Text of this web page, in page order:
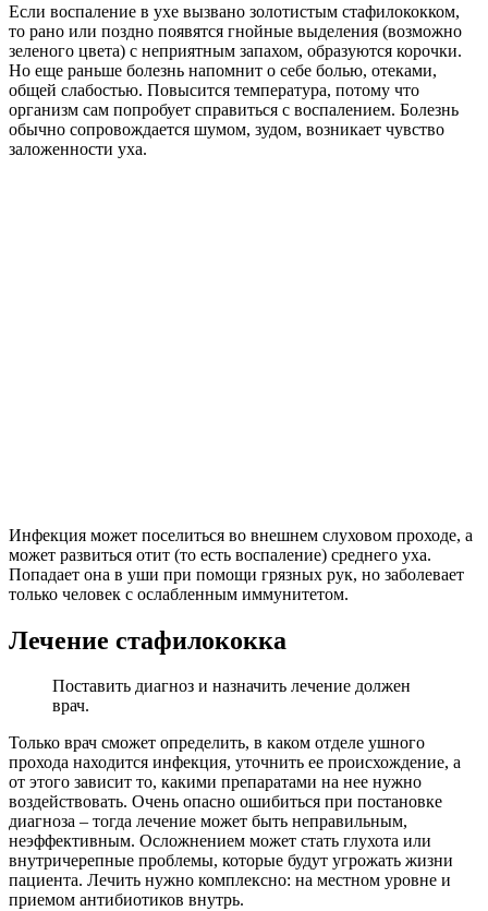
Если воспаление в ухе вызвано золотистым стафилококком,
то рано или поздно появятся гнойные выделения (возможно
зеленого цвета) с неприятным запахом, образуются корочки.
Но еще раньше болезнь напомнит о себе болью, отеками,
общей слабостью. Повысится температура, потому что
организм сам попробует справиться с воспалением. Болезнь
обычно сопровождается шумом, зудом, возникает чувство
заложенности уха.
Инфекция может поселиться во внешнем слуховом проходе, а
может развиться отит (то есть воспаление) среднего уха.
Попадает она в уши при помощи грязных рук, но заболевает
только человек с ослабленным иммунитетом.
Лечение стафилококка
Поставить диагноз и назначить лечение должен
врач.
Только врач сможет определить, в каком отделе ушного
прохода находится инфекция, уточнить ее происхождение, а
от этого зависит то, какими препаратами на нее нужно
воздействовать. Очень опасно ошибиться при постановке
диагноза – тогда лечение может быть неправильным,
неэффективным. Осложнением может стать глухота или
внутричерепные проблемы, которые будут угрожать жизни
пациента. Лечить нужно комплексно: на местном уровне и
приемом антибиотиков внутрь.